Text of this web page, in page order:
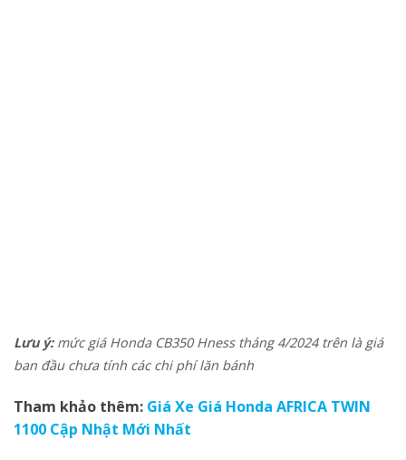
Lưu ý:mức giá Honda CB350 Hness tháng 4/2024 trên là giá
ban đầu chưa tính các chi phí lăn bánh
Tham khảo thêm: Giá Xe Giá Honda AFRICA TWIN
1100 Cập Nhật Mới Nhất